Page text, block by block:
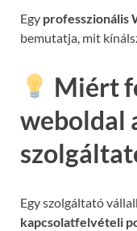
Egy professzionális
bemutatja, mit
Miért
weboldal
Egy szolgáltató
kapcsolatfelvételi